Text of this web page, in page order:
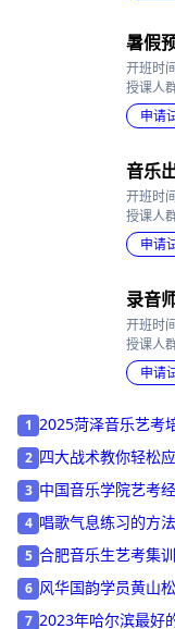
暑假
开班时
授课人
音乐
开班时
授课人
录音
开班时
授课人
1 2025菏泽音乐艺考
2 四大战术教你轻松
3 中国音乐学院艺考
4 唱歌气息练习的方
5 合肥音乐生艺考集
6 风华国韵学员黄山松